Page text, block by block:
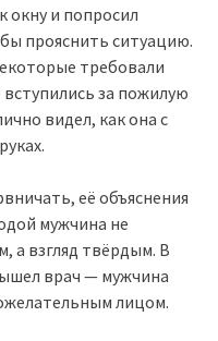
и попросил
прояснить ситуацию.
требовали
за пожилую
видел, как она с
её объяснения
мужчина не
а взгляд твёрдым. В
врач — мужчина
лицом.